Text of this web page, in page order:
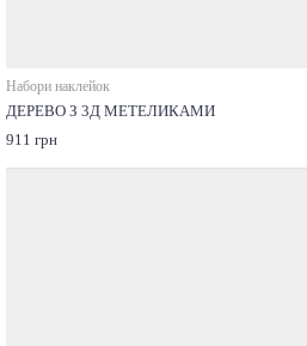
Набори наклейок
ДЕРЕВО З 3Д МЕТЕЛИКАМИ
911 грн